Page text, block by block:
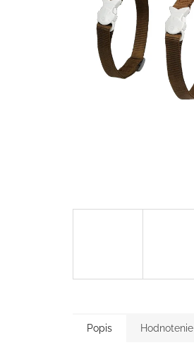
Popis Hodnotenie